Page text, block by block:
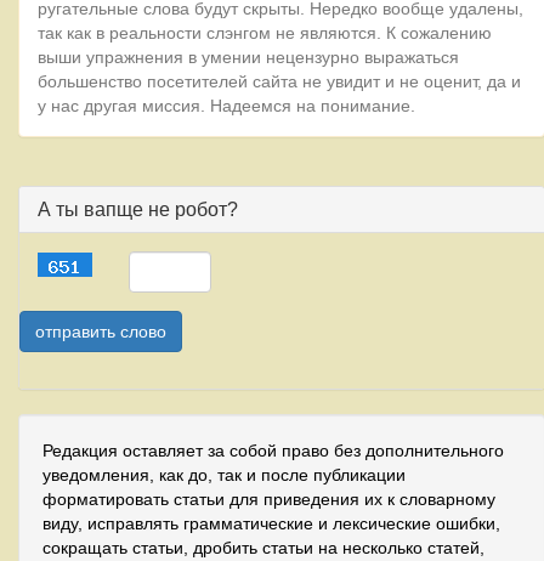
ругательные слова будут скрыты. Нередко вообще удалены,
так как в реальности слэнгом не являются. К сожалению
выши упражнения в умении нецензурно выражаться
большенство посетителей сайта не увидит и не оценит, да и
у нас другая миссия. Надеемся на понимание.
А ты вапще не робот?
Редакция оставляет за собой право без дополнительного
уведомления, как до, так и после публикации
форматировать статьи для приведения их к словарному
виду, исправлять грамматические и лексические ошибки,
сокращать статьи, дробить статьи на несколько статей,